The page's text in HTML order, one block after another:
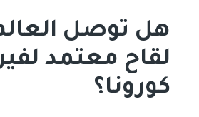
هل توصل
لقاح معتمد
كورونا؟